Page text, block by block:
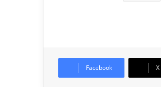
Facebook X